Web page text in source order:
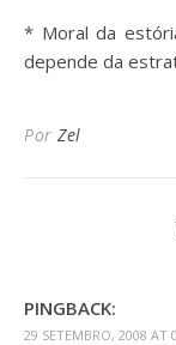
* Moral da
depende da
Por Zel
PINGBACK:
29 SETEMBRO, 2008 AT